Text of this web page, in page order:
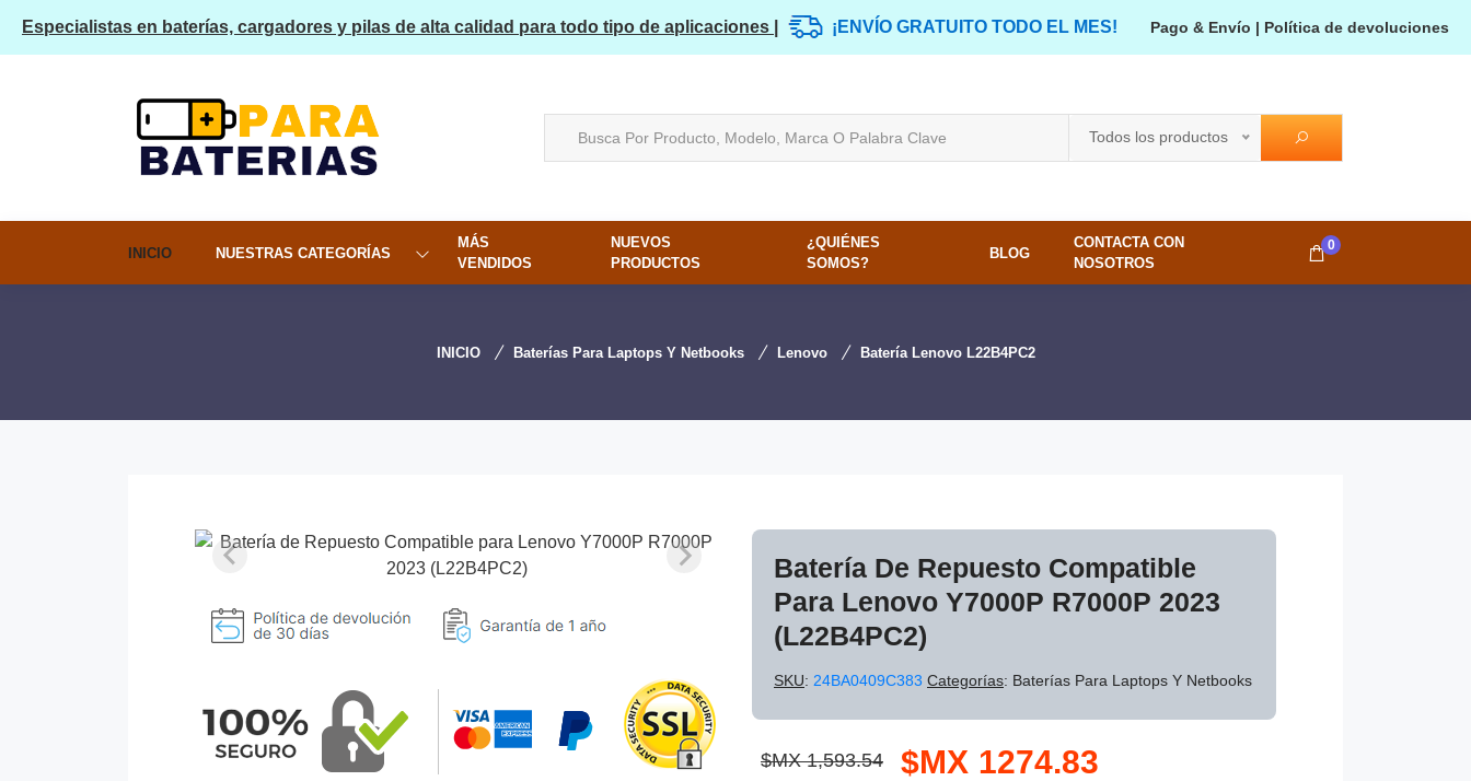
Especialistas en baterías, cargadores y pilas de alta calidad para todo tipo de aplicaciones | ¡ENVÍO GRATUITO TODO EL MES! Pago & Envío | Política de devoluciones
Todos los productos
INICIO NUESTRAS CATEGORÍAS
MÁS
VENDIDOS
NUEVOS
PRODUCTOS
¿QUIÉNES
SOMOS?
BLOG
CONTACTA CON
NOSOTROS
0
INICIO Baterías Para Laptops Y Netbooks Lenovo Batería Lenovo L22B4PC2
Batería De Repuesto Compatible
Para Lenovo Y7000P R7000P 2023
(L22B4PC2)
SKU: 24BA0409C383 Categorías: Baterías Para Laptops Y Netbooks
$MX 1,593.54 $MX 1274.83